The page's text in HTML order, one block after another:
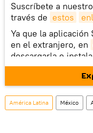
Suscríbete a
través de estos
Ya que la aplicación
en el extranjero, en
descargarla e
móvil (¡solo para
También tenemos
social rusa VK .
América Latina México